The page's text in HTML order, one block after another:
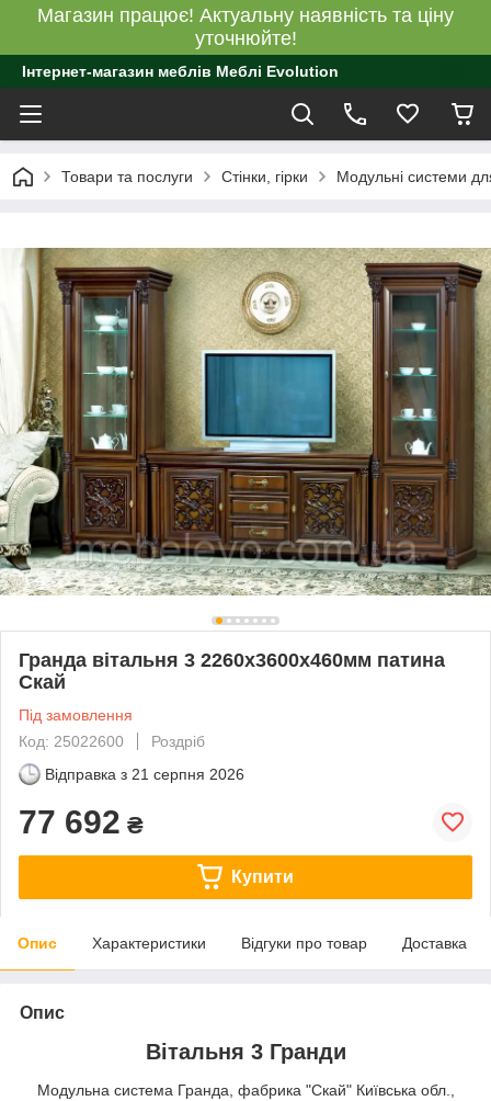
Магазин працює! Актуальну наявність та ціну
уточнюйте!
Інтернет-магазин меблів Меблі Evolution
Товари та послуги Стінки, гірки Модульні системи
Гранда вітальня 3 2260х3600х460мм патина
Скай
Під замовлення
Код: 25022600
Роздріб
Відправка з 21 серпня 2026
77 692 ₴
Купити
Опис Характеристики Відгуки про товар Доставка
Опис
Вітальня 3 Гранди
Модульна система Гранда, фабрика "Скай" Київська обл.,